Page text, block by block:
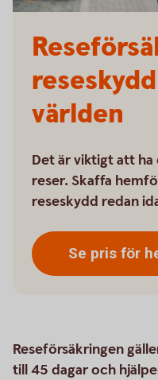
världen
Det är viktigt att
reser. Skaffa
reseskydd redan
Se pris för
Reseförsäkringen
till 45 dagar och